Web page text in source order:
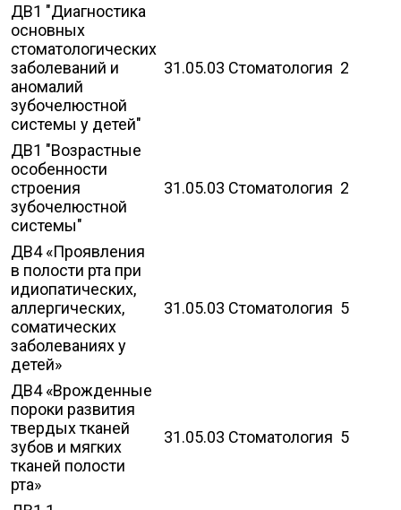
ДВ1 "Диагностика
основных
стоматологических
заболеваний и
аномалий
зубочелюстной
системы у детей"
31.05.03 Стоматология 2
ДВ1 "Возрастные
особенности
строения
зубочелюстной
системы"
31.05.03 Стоматология 2
ДВ4 «Проявления
в полости рта при
идиопатических,
аллергических,
соматических
заболеваниях у
детей»
31.05.03 Стоматология 5
ДВ4 «Врожденные
пороки развития
твердых тканей
зубов и мягких
тканей полости
рта»
31.05.03 Стоматология 5